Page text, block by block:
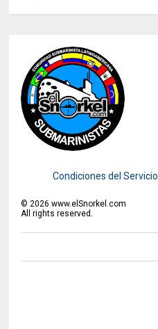
Condiciones del Servicio
© 2026 www.elSnorkel.com
All rights reserved.